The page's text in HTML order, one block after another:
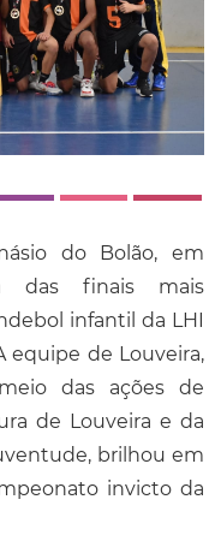
do Bolão, em
das finais mais
infantil da LHI
equipe de Louveira,
das ações de
de Louveira e da
brilhou em
invicto da